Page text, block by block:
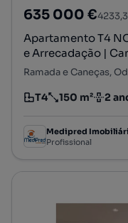
635 000 €
Apartamento T4
e Arrecadação |
Ramada e Caneças,
Tipologia
T4
Preço por metro
150 m²
Andar 2
Medipred
Profissional